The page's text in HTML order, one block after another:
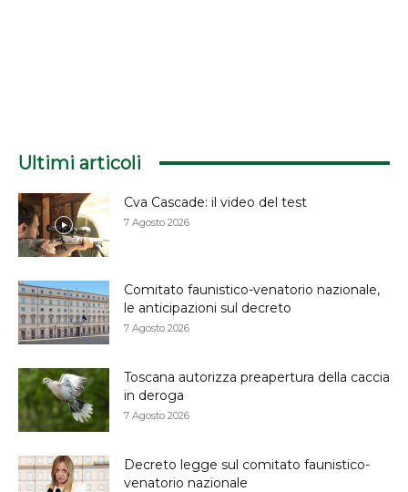
Ultimi articoli
Cva Cascade: il video del test
7 Agosto 2026
Comitato faunistico-venatorio nazionale,
le anticipazioni sul decreto
7 Agosto 2026
Toscana autorizza preapertura della caccia
in deroga
7 Agosto 2026
Decreto legge sul comitato faunistico-
venatorio nazionale